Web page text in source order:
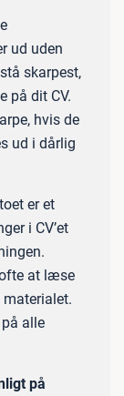
ud uden
skarpest,
på dit CV.
hvis de
ud i dårlig
er et
i CV’et
at læse
materialet.
alle
på